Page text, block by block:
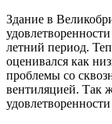
Здание в
летний период.
оценивался как
проблемы со
вентиляцией. Так